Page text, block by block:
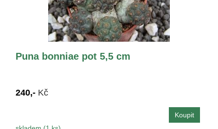
Puna bonniae pot 5,5 cm
240,- Kč